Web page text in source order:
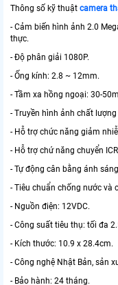
Thông số kỹ thuật camera
- Cảm biến hình ảnh 2.0
thực.
- Độ phân giải 1080P.
- Ống kính: 2.8 ~ 12mm.
- Tầm xa hồng ngoại: 30-
- Truyền hình ảnh chất
- Hỗ trợ chức năng giảm
- Hỗ trợ chứ năng chuyển
- Tự động cân bằng ánh
- Tiêu chuẩn chống nước và
- Nguồn điện: 12VDC.
- Công suất tiêu thụ: tối đa
- Kích thước: 10.9 x 28.4cm.
- Công nghệ Nhật Bản, sản
- Bảo hành: 24 tháng.